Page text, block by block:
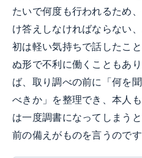
たいで何度も行われるため
け答えしなければならない
初は軽い気持ちで話したこ
ぬ形で不利に働くこともあ
ば、取り調べの前に「何を
べきか」を整理でき、本人
は一度調書になってしまう
前の備えがものを言うのです